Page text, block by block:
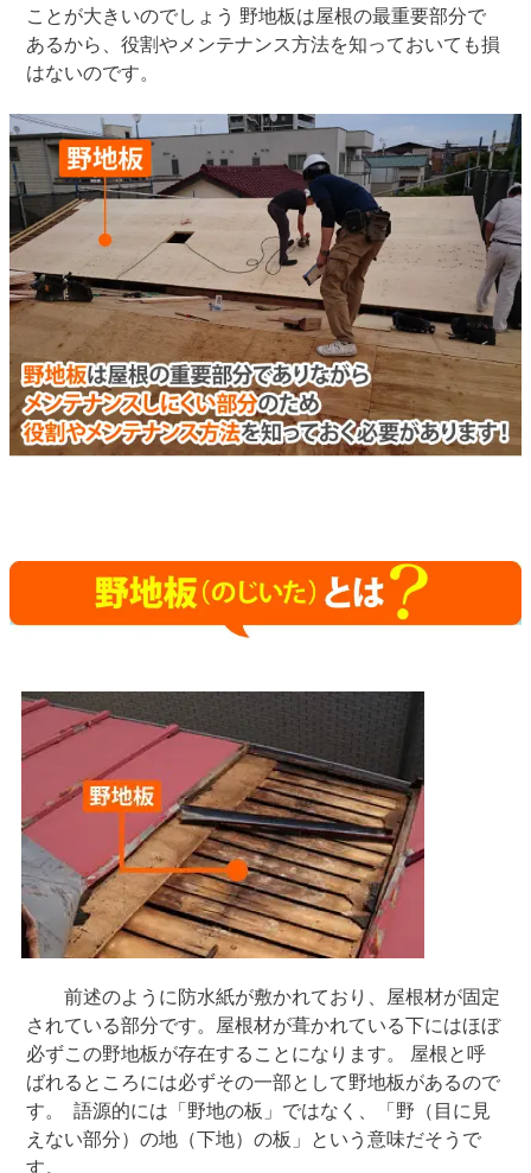
ことが大きいのでしょう 野地板は屋根の最重要部分で
あるから、役割やメンテナンス方法を知っておいても損
はないのです。
前述のように防水紙が敷かれており、屋根材が固定
されている部分です。屋根材が葺かれている下にはほぼ
必ずこの野地板が存在することになります。 屋根と呼
ばれるところには必ずその一部として野地板があるので
す。 語源的には「野地の板」ではなく、「野（目に見
えない部分）の地（下地）の板」という意味だそうで
す。